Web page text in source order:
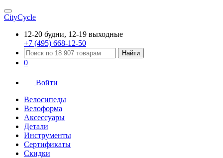
CityCycle
12-20 будни, 12-19 выходные
+7 (495) 668-12-50
Найти
0
Войти
Велосипеды
Велоформа
Аксессуары
Детали
Инструменты
Сертификаты
Скидки